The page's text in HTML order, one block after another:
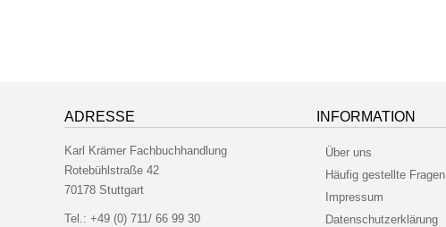
ADRESSE
Karl Krämer Fachbuchhandlung
Rotebühlstraße 42
70178 Stuttgart
Tel.: +49 (0) 711/ 66 99 30
INFORMATION
Über uns
Häufig gestellte Fragen
Impressum
Datenschutzerklärung